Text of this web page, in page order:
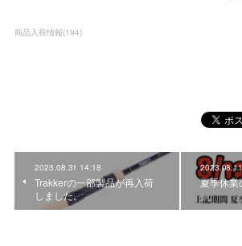
商品入荷情報(194)
2023.08.31 14:18
Trakkerの一部製品が再入荷
しました。
夏季休業